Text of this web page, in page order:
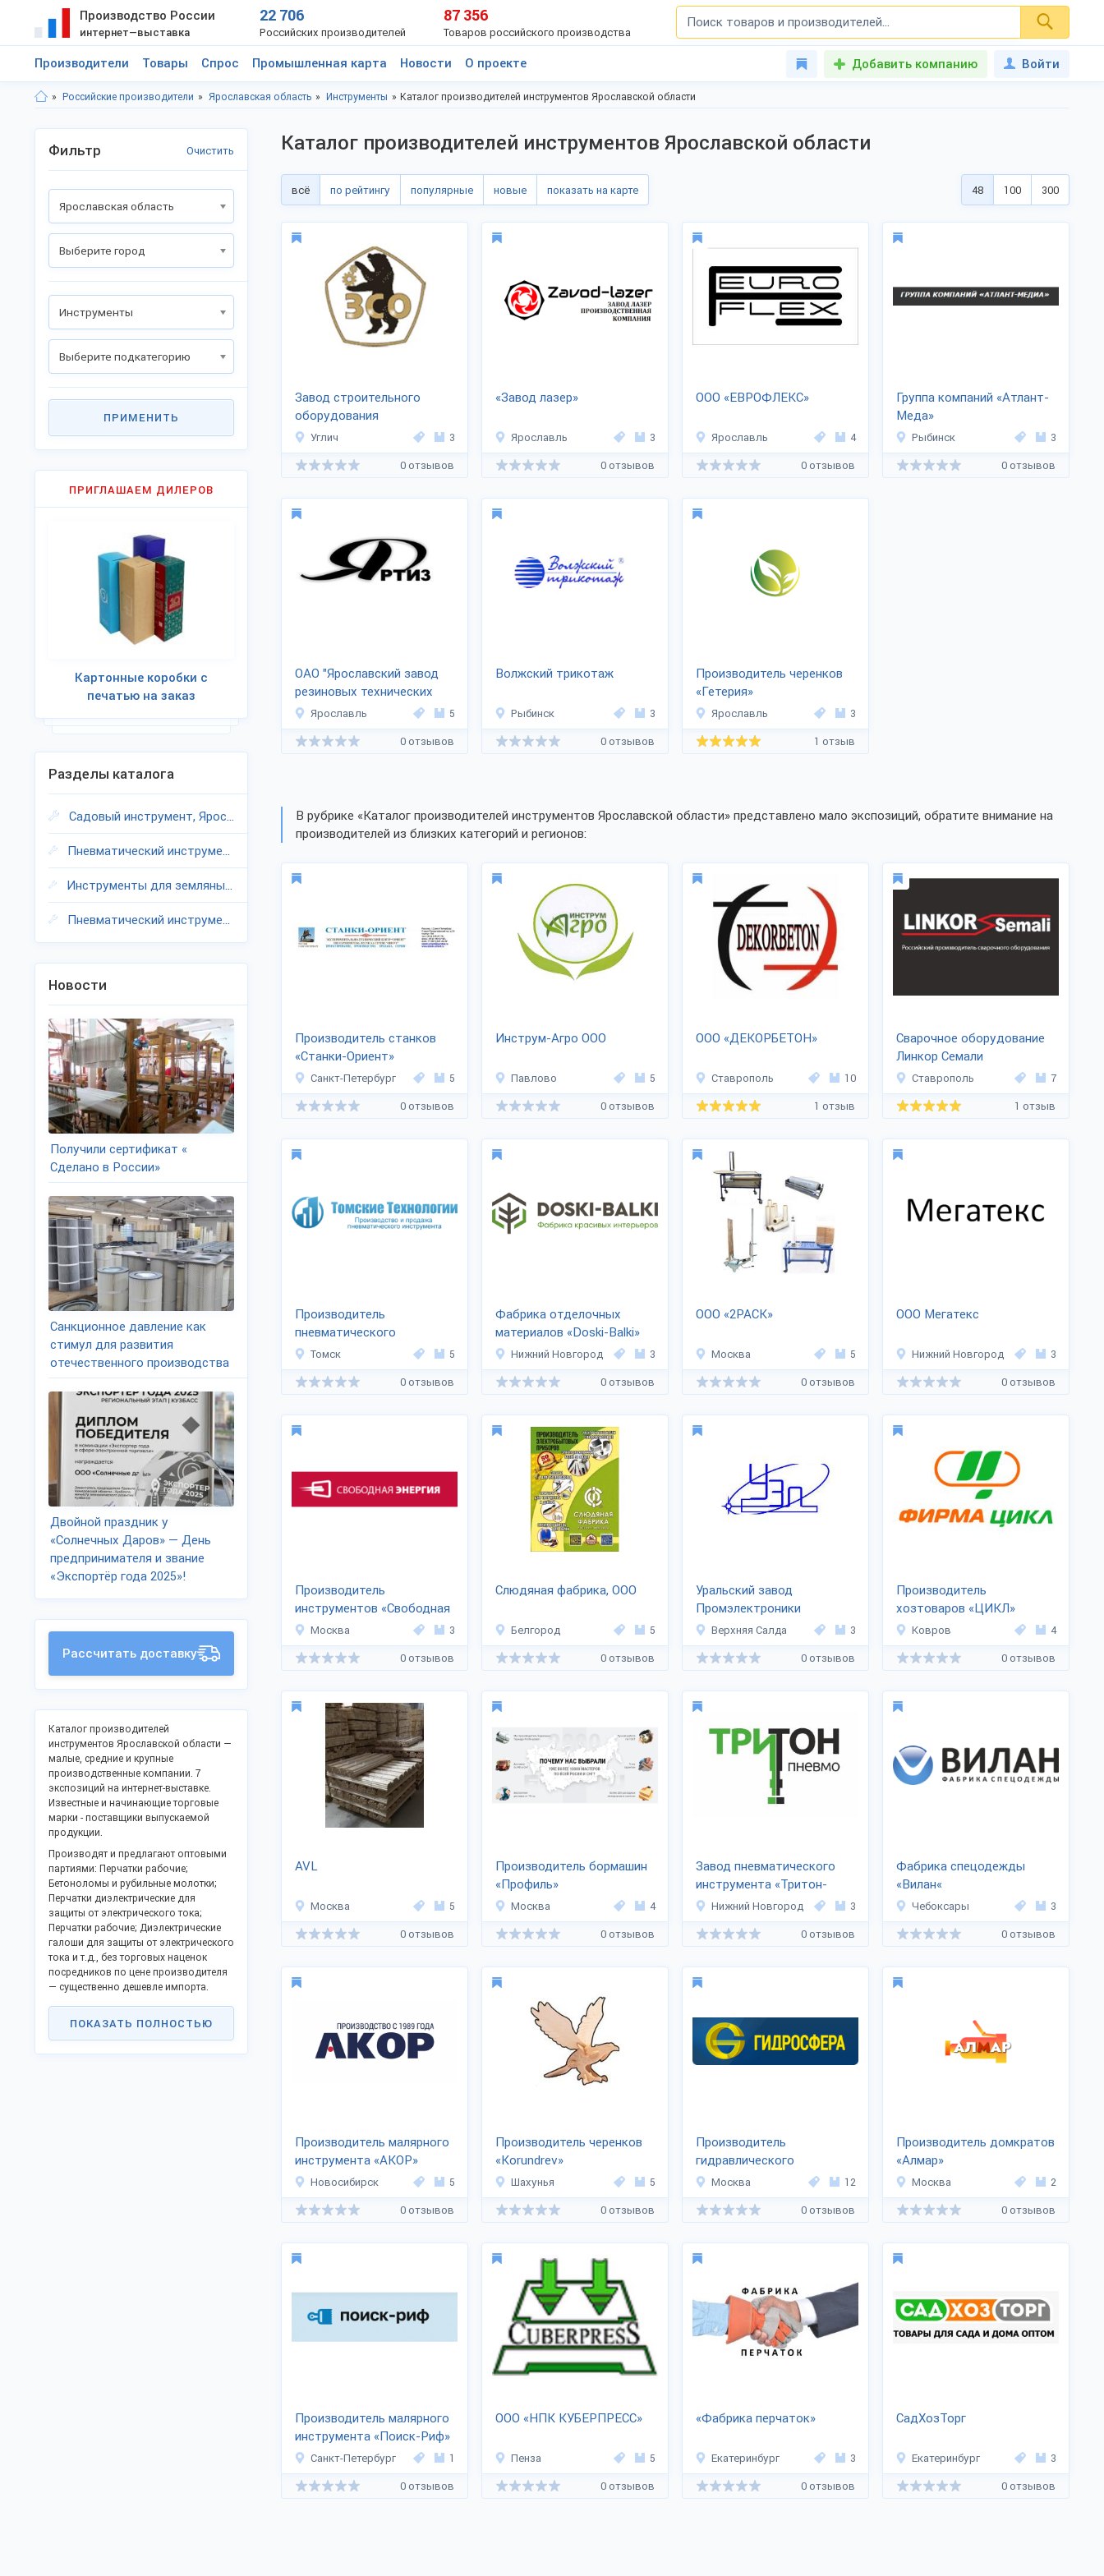
Производство России
интернет—выставка
22 706
Российских производителей
87 356
Товаров российского производства
Производители Товары Спрос Промышленная карта Новости О проекте Добавить компанию Войти
Российские производители Ярославская область Инструменты Каталог производителей инструментов Ярославской области
Каталог производителей инструментов Ярославской области
всё по рейтингу популярные новые показать на карте 48 100 300
Завод строительного
оборудования
Углич 3
0 отзывов
«Завод лазер»
Ярославль 3
0 отзывов
ООО «ЕВРОФЛЕКС»
Ярославль 4
0 отзывов
Группа компаний «Атлант-
Меда»
Рыбинск 3
0 отзывов
ОАО "Ярославский завод
резиновых технических
изделий"
Ярославль 5
0 отзывов
Волжский трикотаж
Рыбинск 3
0 отзывов
Производитель черенков
«Гетерия»
Ярославль 3
1 отзыв
В рубрике «Каталог производителей инструментов Ярославской области» представлено мало экспозиций, обратите внимание на
производителей из близких категорий и регионов:
Производитель станков
«Станки-Ориент»
Санкт-Петербург 5
0 отзывов
Инструм-Агро ООО
Павлово 5
0 отзывов
ООО «ДЕКОРБЕТОН»
Ставрополь 10
1 отзыв
Сварочное оборудование
Линкор Семали
Ставрополь 7
1 отзыв
Производитель
пневматического
инструмента «Томские
технологии»
Томск 5
0 отзывов
Фабрика отделочных
материалов «Doski-Balki»
Нижний Новгород 3
0 отзывов
ООО «2РАСК»
Москва 5
0 отзывов
ООО Мегатекс
Нижний Новгород 3
0 отзывов
Производитель
инструментов «Свободная
Энергия»
Москва 3
0 отзывов
Слюдяная фабрика, ООО
Белгород 5
0 отзывов
Уральский завод
Промэлектроники
Верхняя Салда 3
0 отзывов
Производитель
хозтоваров «ЦИКЛ»
Ковров 4
0 отзывов
AVL
Москва 5
0 отзывов
Производитель бормашин
«Профиль»
Москва 4
0 отзывов
Завод пневматического
инструмента «Тритон-
Пневмо»
Нижний Новгород 3
0 отзывов
Фабрика спецодежды
«Вилан«
Чебоксары 3
0 отзывов
Производитель малярного
инструмента «АКОР»
Новосибирск 5
0 отзывов
Производитель черенков
«Korundrev»
Шахунья 5
0 отзывов
Производитель
гидравлического
оборудования
«Гидросфера»
Москва 12
0 отзывов
Производитель домкратов
«Алмар»
Москва 2
0 отзывов
Производитель малярного
инструмента «Поиск-Риф»
Санкт-Петербург 1
0 отзывов
ООО «НПК КУБЕРПРЕСС»
Пенза 5
0 отзывов
«Фабрика перчаток»
Екатеринбург 3
0 отзывов
СадХозТорг
Екатеринбург 3
0 отзывов
Фильтр Очистить
Ярославская область
Выберите город
Инструменты
Выберите подкатегорию
ПРИМЕНИТЬ
ПРИГЛАШАЕМ ДИЛЕРОВ
Картонные коробки с
печатью на заказ
Разделы каталога
Садовый инструмент, Ярославская область
Пневматический инструмент, Ярославская область
Инструменты для земляных работ, Ярославская область
Пневматический инструмент, Ярославская область
Новости
Получили сертификат «
Сделано в России»
Санкционное давление как
стимул для развития
отечественного производства
Двойной праздник у
«Солнечных Даров» — День
предпринимателя и звание
«Экспортёр года 2025»!
Рассчитать доставку
Каталог производителей
инструментов Ярославской области —
малые, средние и крупные
производственные компании. 7
экспозиций на интернет-выставке.
Известные и начинающие торговые
марки - поставщики выпускаемой
продукции.
Производят и предлагают оптовыми
партиями: Перчатки рабочие;
Бетоноломы и рубильные молотки;
Перчатки диэлектрические для
защиты от электрического тока;
Перчатки рабочие; Диэлектрические
галоши для защиты от электрического
тока и т.д., без торговых наценок
посредников по цене производителя
— существенно дешевле импорта.
Список содержит открытые контакты,
официальный сайт и позволяет
заказать продукцию оптом
напрямую, стать дилером в своём
ПОКАЗАТЬ ПОЛНОСТЬЮ